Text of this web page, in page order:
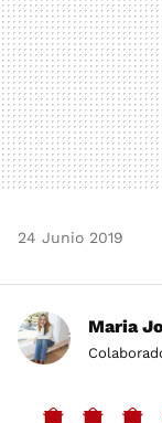
24 Junio 2019
Maria